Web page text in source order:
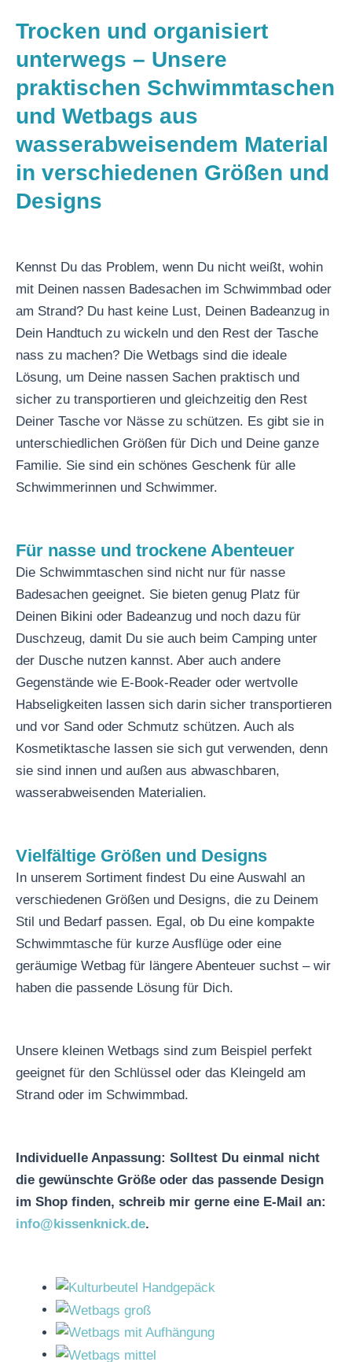
Trocken und organisiert
unterwegs – Unsere
praktischen Schwimmtaschen
und Wetbags aus
wasserabweisendem Material
in verschiedenen Größen und
Designs
Kennst Du das Problem, wenn Du nicht weißt, wohin
mit Deinen nassen Badesachen im Schwimmbad oder
am Strand? Du hast keine Lust, Deinen Badeanzug in
Dein Handtuch zu wickeln und den Rest der Tasche
nass zu machen? Die Wetbags sind die ideale
Lösung, um Deine nassen Sachen praktisch und
sicher zu transportieren und gleichzeitig den Rest
Deiner Tasche vor Nässe zu schützen. Es gibt sie in
unterschiedlichen Größen für Dich und Deine ganze
Familie. Sie sind ein schönes Geschenk für alle
Schwimmerinnen und Schwimmer.
Für nasse und trockene Abenteuer
Die Schwimmtaschen sind nicht nur für nasse
Badesachen geeignet. Sie bieten genug Platz für
Deinen Bikini oder Badeanzug und noch dazu für
Duschzeug, damit Du sie auch beim Camping unter
der Dusche nutzen kannst. Aber auch andere
Gegenstände wie E-Book-Reader oder wertvolle
Habseligkeiten lassen sich darin sicher transportieren
und vor Sand oder Schmutz schützen. Auch als
Kosmetiktasche lassen sie sich gut verwenden, denn
sie sind innen und außen aus abwaschbaren,
wasserabweisenden Materialien.
Vielfältige Größen und Designs
In unserem Sortiment findest Du eine Auswahl an
verschiedenen Größen und Designs, die zu Deinem
Stil und Bedarf passen. Egal, ob Du eine kompakte
Schwimmtasche für kurze Ausflüge oder eine
geräumige Wetbag für längere Abenteuer suchst – wir
haben die passende Lösung für Dich.
Unsere kleinen Wetbags sind zum Beispiel perfekt
geeignet für den Schlüssel oder das Kleingeld am
Strand oder im Schwimmbad.
Individuelle Anpassung: Solltest Du einmal nicht
die gewünschte Größe oder das passende Design
im Shop finden, schreib mir gerne eine E-Mail an:
info@kissenknick.de.